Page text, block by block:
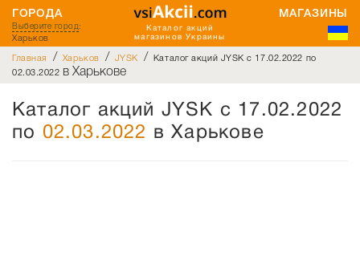
Каталог акций
магазинов Украины
ГОРОДА МАГАЗИНЫ
Выберите город:
Харьков
Главная / Харьков / JYSK / Каталог акций JYSK с 17.02.2022 по
02.03.2022 в Харькове
Каталог акций JYSK с 17.02.2022
по 02.03.2022 в Харькове